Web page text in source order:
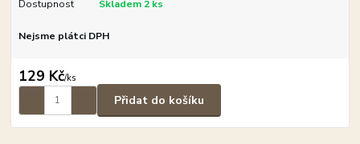
Dostupnost Skladem 2 ks
Nejsme plátci DPH
129 Kč/ks
Přidat do košíku